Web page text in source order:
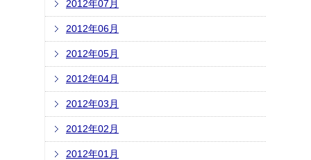
2012年07月
2012年06月
2012年05月
2012年04月
2012年03月
2012年02月
2012年01月